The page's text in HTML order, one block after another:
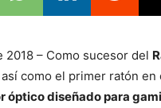
2018 – Como sucesor del
así como el primer ratón
óptico diseñado para